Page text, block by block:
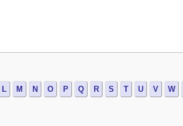
L M N O P Q R S T U V W